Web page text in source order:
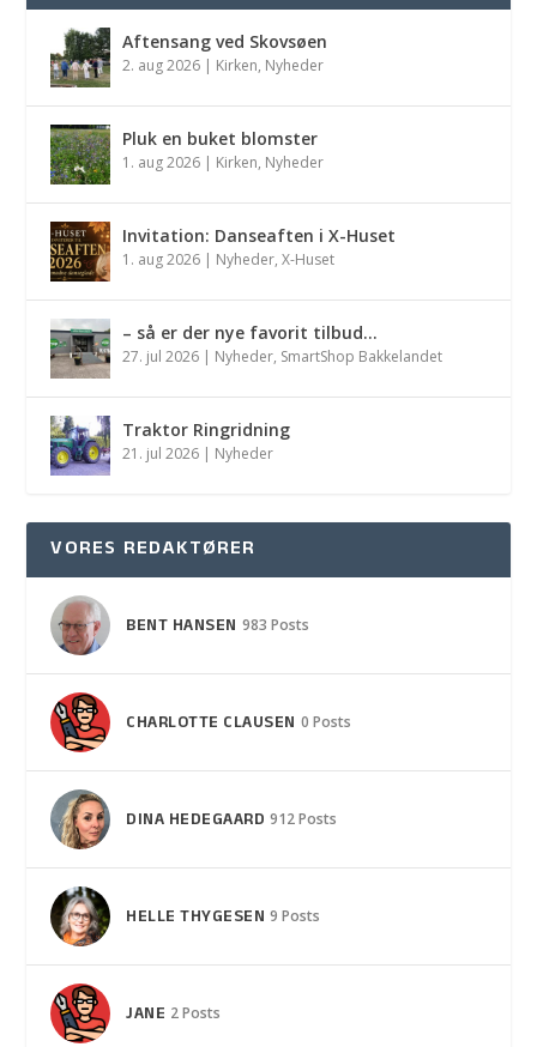
Aftensang ved Skovsøen
2. aug 2026 | Kirken, Nyheder
Pluk en buket blomster
1. aug 2026 | Kirken, Nyheder
Invitation: Danseaften i X-Huset
1. aug 2026 | Nyheder,X-Huset
– så er der nye favorit tilbud…
27. jul 2026 | Nyheder, SmartShop Bakkelandet
Traktor Ringridning
21. jul 2026 | Nyheder
VORES REDAKTØRER
BENT HANSEN 983 Posts
CHARLOTTE CLAUSEN 0 Posts
DINA HEDEGAARD 912 Posts
HELLE THYGESEN 9 Posts
JANE 2 Posts